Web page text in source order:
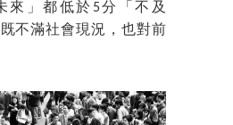
來」都低於5分「不及
不滿社會現況，也對前